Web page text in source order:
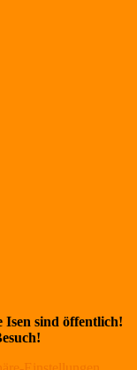
Isen sind öffentlich!